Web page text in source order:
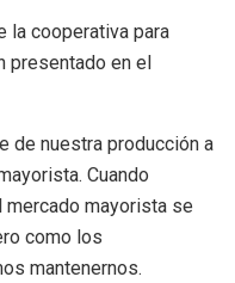
la cooperativa para
presentado en el
de nuestra producción a
Cuando
mayorista se
como los
mantenernos.